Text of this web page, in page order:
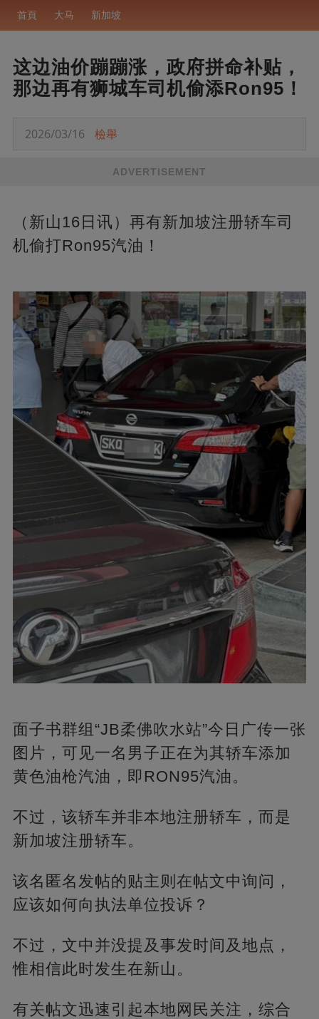
首頁 大马 新加坡
这边油价蹦蹦涨，政府拼命补贴，
那边再有狮城车司机偷添Ron95！
2026/03/16 檢舉
ADVERTISEMENT
（新山16日讯）再有新加坡注册轿车司
机偷打Ron95汽油！
面子书群组“JB柔佛吹水站”今日广传一张
图片，可见一名男子正在为其轿车添加
黄色油枪汽油，即RON95汽油。
不过，该轿车并非本地注册轿车，而是
新加坡注册轿车。
该名匿名发帖的贴主则在帖文中询问，
应该如何向执法单位投诉？
不过，文中并没提及事发时间及地点，
惟相信此时发生在新山。
有关帖文迅速引起本地网民关注，综合